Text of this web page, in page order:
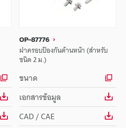
OP-87776
ฝาครอบป้องกันด้านหน้า (สำหรับ
ชนิด 2 ม.)
ขนาด
เอกสารข้อมูล
CAD / CAE